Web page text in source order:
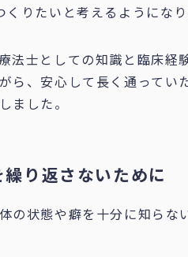
りたいと考えるようになり
法士としての知識と臨床経
ら、安心して長く通ってい
ました。
り返さないために
の状態や癖を十分に知らな